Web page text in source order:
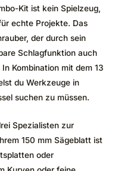
Kit ist kein Spielzeug,
echte Projekte. Das
der durch sein
Schlagfunktion auch
Kombination mit dem 13
du Werkzeuge in
suchen zu müssen.
Spezialisten zur
150 mm Sägeblatt ist
oder